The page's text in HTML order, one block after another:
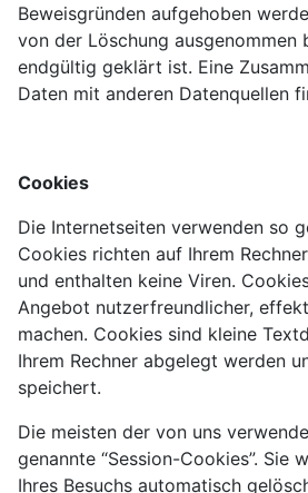
Beweisgründen aufgehoben
von der Löschung ausgenommen
endgültig geklärt ist. Eine
Daten mit anderen Datenquellen
Cookies
Die Internetseiten verwenden so
Cookies richten auf Ihrem
und enthalten keine Viren.
Angebot nutzerfreundlicher,
machen. Cookies sind kleine
Ihrem Rechner abgelegt werden
speichert.
Die meisten der von uns
genannte “Session-Cookies”. Sie
Ihres Besuchs automatisch